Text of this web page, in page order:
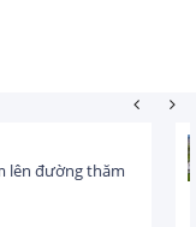
đạt gần 25 tỷ